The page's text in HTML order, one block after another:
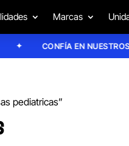
Marcas
CONFÍA EN NUESTROS
pediatricas”